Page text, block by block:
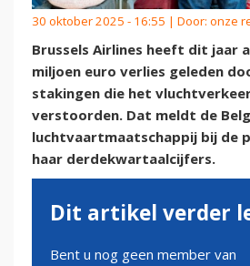
30 oktober 2025 - 16:55 | Door: onze
Brussels Airlines heeft dit jaar
miljoen euro verlies geleden
stakingen die het
verstoorden. Dat meldt de
luchtvaartmaatschappij bij de
haar derdekwartaalcijfers.
Dit artikel verder
Bent u nog geen member van